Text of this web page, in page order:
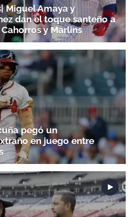
Miguel Amaya y
dan el toque santeño a
y Marlins
pegó un
en juego entre